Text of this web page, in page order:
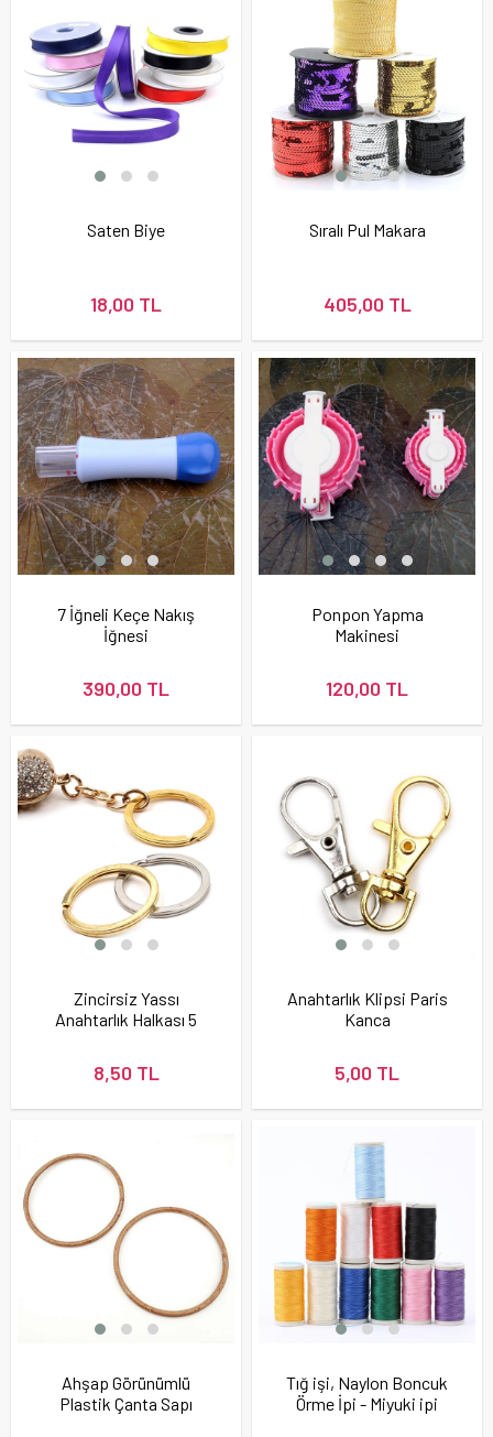
Saten Biye
18,00 TL
Sıralı Pul Makara
405,00 TL
7 İğneli Keçe Nakış
İğnesi
390,00 TL
Ponpon Yapma
Makinesi
120,00 TL
Zincirsiz Yassı
Anahtarlık Halkası 5
8,50 TL
Anahtarlık Klipsi Paris
Kanca
5,00 TL
Ahşap Görünümlü
Plastik Çanta Sapı
Tığ işi, Naylon Boncuk
Örme İpi - Miyuki ipi